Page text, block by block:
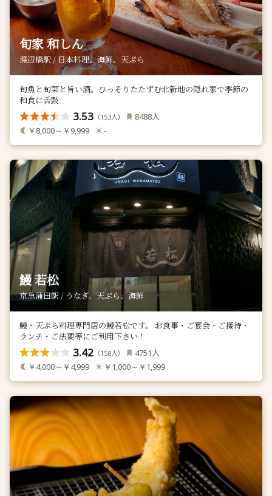
旬家 和しん
渡辺橋駅 / 日本料理、海鮮、天ぷら
旬魚と旬菜と旨い酒。ひっそりたたずむ北新地の隠れ家で季節の
和食に舌鼓
3.53 （153人） 8488人
￥8,000～￥9,999 -
鰻 若松
京急蒲田駅 / うなぎ、天ぷら、海鮮
鰻・天ぷら料理専門店の鰻若松です。 お食事・ご宴会・ご接待・
ランチ・ご法要等にご利用下さい！
3.42 （158人） 4751 人
￥4,000～￥4,999 ￥1,000～￥1,999